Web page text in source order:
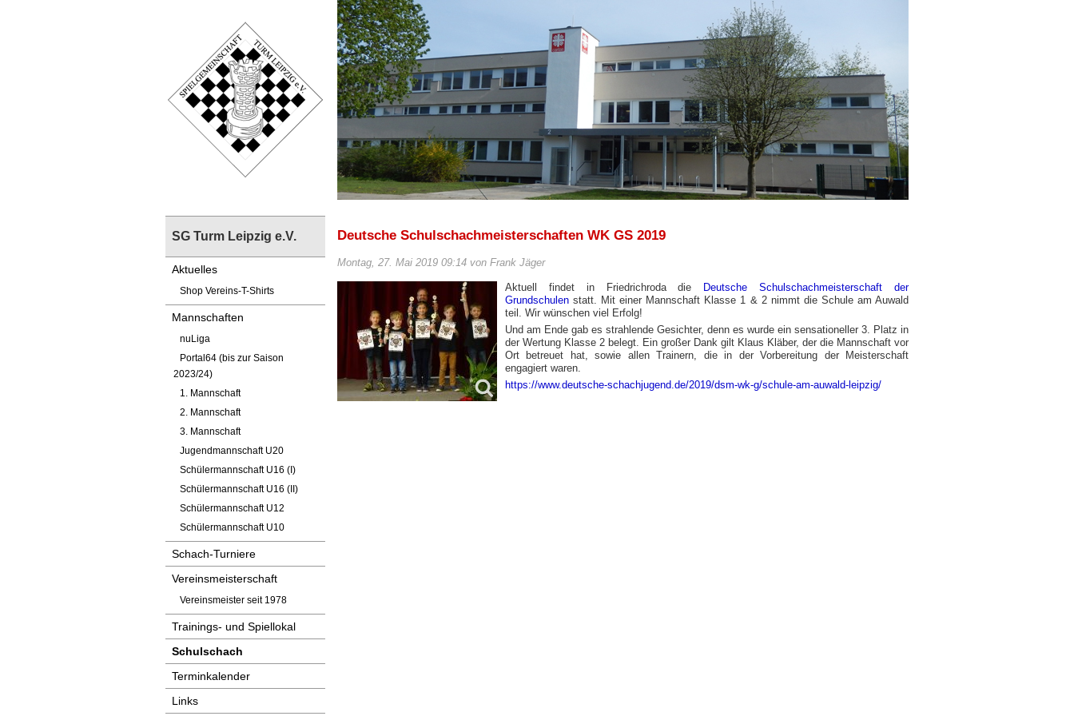
SG Turm Leipzig e.V.
Aktuelles
Shop Vereins-T-Shirts
Mannschaften
nuLiga
Portal64 (bis zur Saison
2023/24)
1. Mannschaft
2. Mannschaft
3. Mannschaft
Jugendmannschaft U20
Schülermannschaft U16 (I)
Schülermannschaft U16 (II)
Schülermannschaft U12
Schülermannschaft U10
Schach-Turniere
Vereinsmeisterschaft
Vereinsmeister seit 1978
Trainings- und Spiellokal
Schulschach
Terminkalender
Links
Deutsche Schulschachmeisterschaften WK GS 2019
Montag, 27. Mai 2019 09:14 von Frank Jäger
Aktuell findet in Friedrichroda die Deutsche Schulschachmeisterschaft der
Grundschulen statt. Mit einer Mannschaft Klasse 1 & 2 nimmt die Schule am Auwald
teil. Wir wünschen viel Erfolg!
Und am Ende gab es strahlende Gesichter, denn es wurde ein sensationeller 3. Platz in
der Wertung Klasse 2 belegt. Ein großer Dank gilt Klaus Kläber, der die Mannschaft vor
Ort betreuet hat, sowie allen Trainern, die in der Vorbereitung der Meisterschaft
engagiert waren.
https://www.deutsche-schachjugend.de/2019/dsm-wk-g/schule-am-auwald-leipzig/